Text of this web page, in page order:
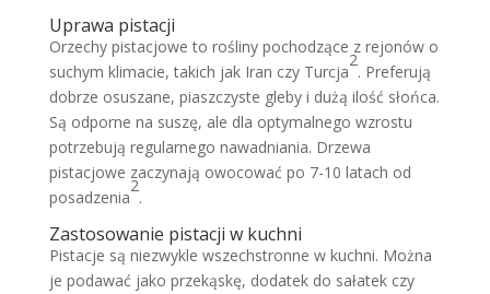
Uprawa pistacji
Orzechy pistacjowe to rośliny pochodzące z rejonów o
suchym klimacie, takich jak Iran czy Turcja
2
. Preferują
dobrze osuszane, piaszczyste gleby i dużą ilość słońca.
Są odporne na suszę, ale dla optymalnego wzrostu
potrzebują regularnego nawadniania. Drzewa
pistacjowe zaczynają owocować po 7-10 latach od
posadzenia
2
.
Zastosowanie pistacji w kuchni
Pistacje są niezwykle wszechstronne w kuchni. Można
je podawać jako przekąskę, dodatek do sałatek czy